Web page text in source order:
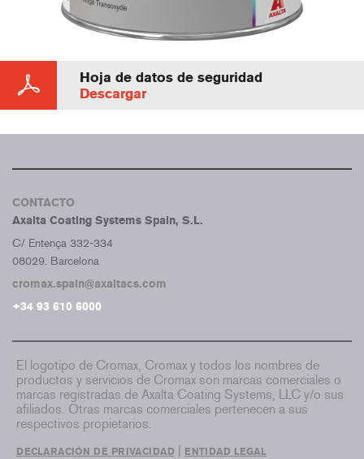
Hoja de datos de seguridad
Descargar
CONTACTO
Axalta Coating Systems Spain, S.L.
C/ Entença 332-334
08029. Barcelona
cromax.spain@axaltacs.com
+34 93 610 6000
El logotipo de Cromax, Cromax y todos los nombres de
productos y servicios de Cromax son marcas comerciales o
marcas registradas de Axalta Coating Systems, LLC y/o sus
afiliados. Otras marcas comerciales pertenecen a sus
respectivos propietarios.
DECLARACIÓN DE PRIVACIDAD ENTIDAD LEGAL